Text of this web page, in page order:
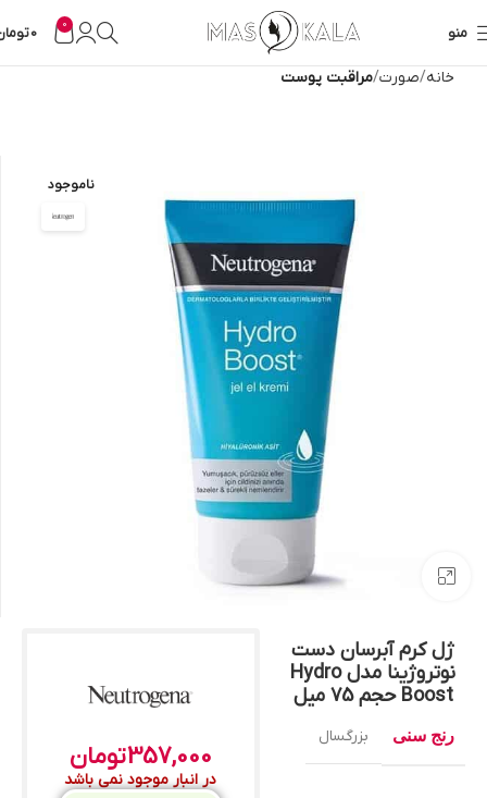
منو 0
0
خانه صورت مراقبت پوست
ناموجود
بزرگنمایی تصویر
ژل کرم آبرسان دست
نوتروژینا مدل Hydro
Boost حجم 75 میل
رنج سنی بزرگسال
357,000تومان
در انبار موجود نمی باشد